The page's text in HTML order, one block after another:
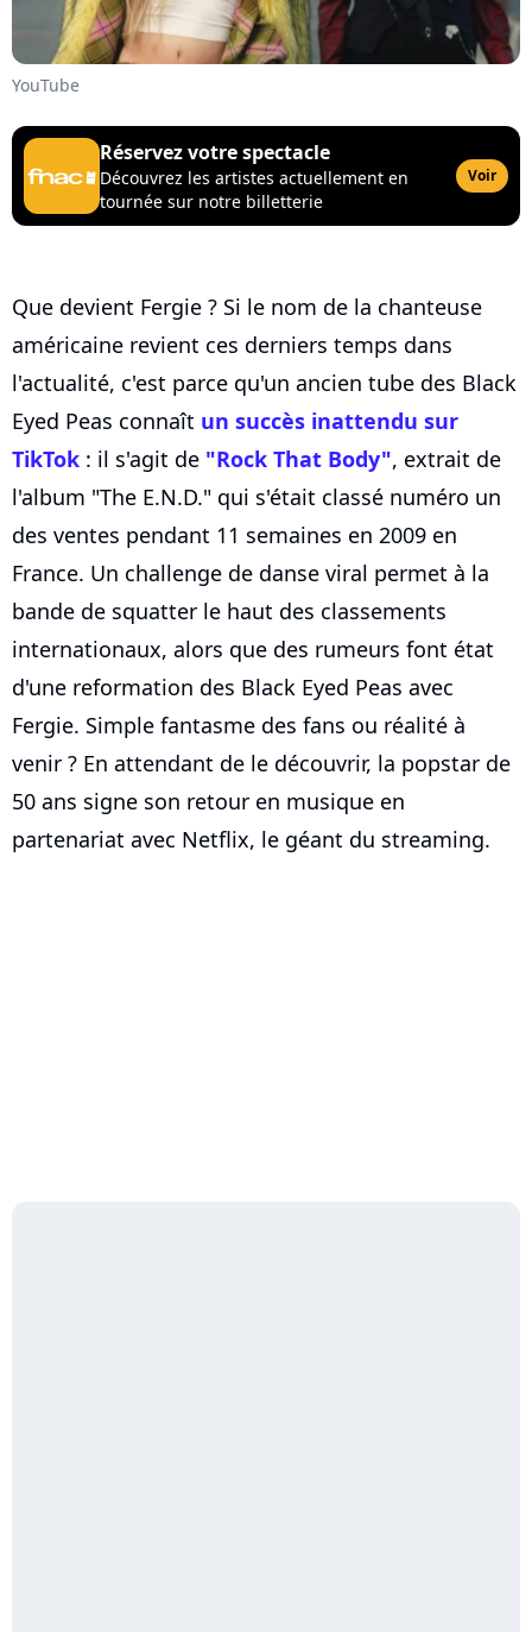
YouTube
Réservez votre spectacle
Découvrez les artistes actuellement en
tournée sur notre billetterie
Voir
Que devient Fergie ? Si le nom de la chanteuse
américaine revient ces derniers temps dans
l'actualité, c'est parce qu'un ancien tube des Black
Eyed Peas connaît un succès inattendu sur
TikTok : il s'agit de "Rock That Body", extrait de
l'album "The E.N.D." qui s'était classé numéro un
des ventes pendant 11 semaines en 2009 en
France. Un challenge de danse viral permet à la
bande de squatter le haut des classements
internationaux, alors que des rumeurs font état
d'une reformation des Black Eyed Peas avec
Fergie. Simple fantasme des fans ou réalité à
venir ? En attendant de le découvrir, la popstar de
50 ans signe son retour en musique en
partenariat avec Netflix, le géant du streaming.